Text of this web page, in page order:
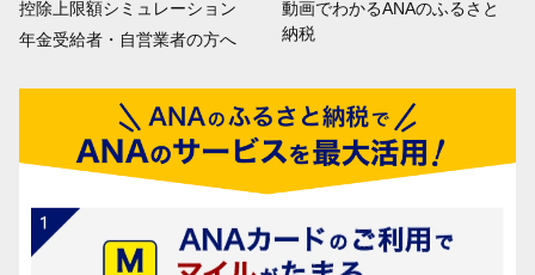
控除上限額シミュレーション
年金受給者・自営業者の方へ
動画でわかるANAのふるさと
納税